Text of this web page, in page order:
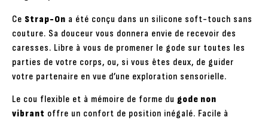
Ce Strap-On a été conçu dans un silicone soft-touch sans
couture. Sa douceur vous donnera envie de recevoir des
caresses. Libre à vous de promener le gode sur toutes les
parties de votre corps, ou, si vous êtes deux, de guider
votre partenaire en vue d’une exploration sensorielle.
Le cou flexible et à mémoire de forme du gode non
vibrant offre un confort de position inégalé. Facile à